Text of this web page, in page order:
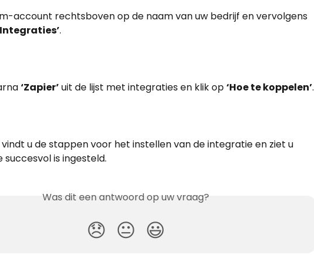
account rechtsboven op de naam van uw bedrijf en vervolgens
.
‘Zapier’ uit de lijst met integraties en klik op ‘Hoe te koppelen’.
u de stappen voor het instellen van de integratie en ziet u
succesvol is ingesteld.
Was dit een antwoord op uw vraag?
😞 😐 😃